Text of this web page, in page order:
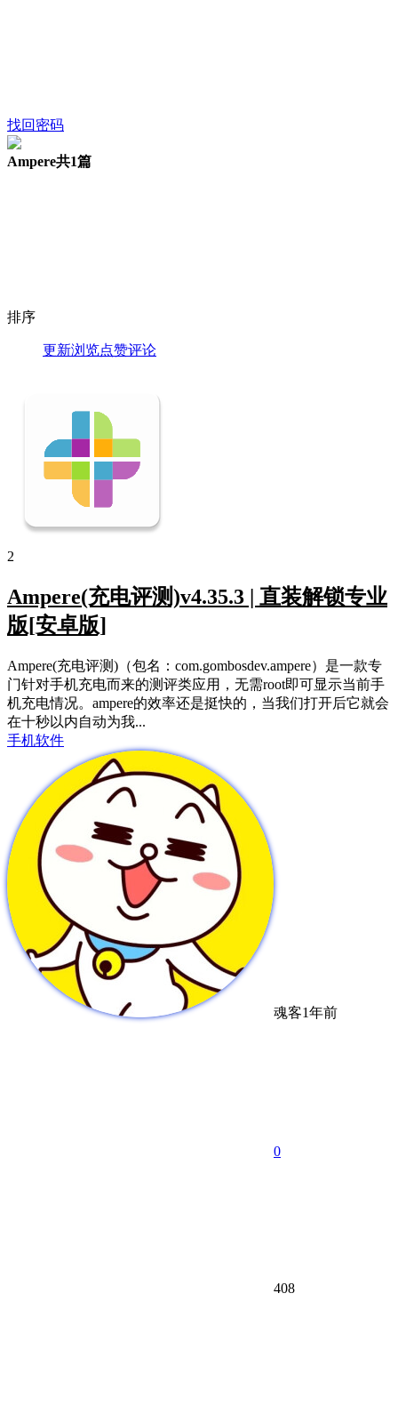
找回密码
Ampere共1篇
排序
更新浏览点赞评论
2
Ampere(充电评测)v4.35.3 | 直装解锁专业
版[安卓版]
Ampere(充电评测)（包名：com.gombosdev.ampere）是一款专
门针对手机充电而来的测评类应用，无需root即可显示当前手
机充电情况。ampere的效率还是挺快的，当我们打开后它就会
在十秒以内自动为我...
手机软件
魂客1年前
0
408